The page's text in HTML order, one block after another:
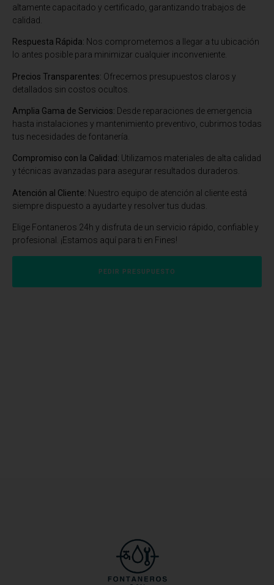
altamente capacitado y certificado, garantizando trabajos de
calidad.
Respuesta Rápida: Nos comprometemos a llegar a tu ubicación
lo antes posible para minimizar cualquier inconveniente.
Precios Transparentes: Ofrecemos presupuestos claros y
detallados sin costos ocultos.
Amplia Gama de Servicios: Desde reparaciones de emergencia
hasta instalaciones y mantenimiento preventivo, cubrimos todas
tus necesidades de fontanería.
Compromiso con la Calidad: Utilizamos materiales de alta calidad
y técnicas avanzadas para asegurar resultados duraderos.
Atención al Cliente: Nuestro equipo de atención al cliente está
siempre dispuesto a ayudarte y resolver tus dudas.
Elige Fontaneros 24h y disfruta de un servicio rápido, confiable y
profesional. ¡Estamos aquí para ti en Fines!
PEDIR PRESUPUESTO